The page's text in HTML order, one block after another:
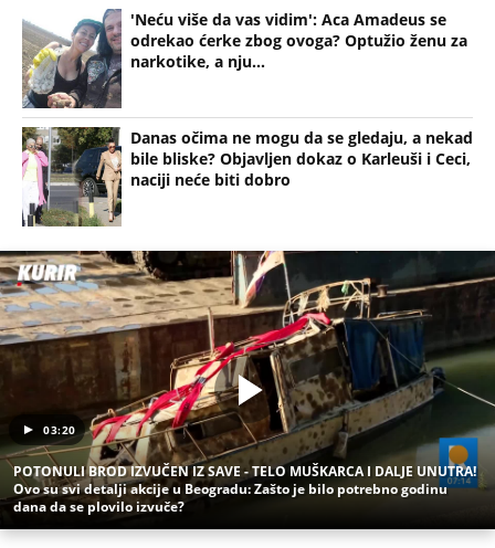
'Neću više da vas vidim': Aca Amadeus se
odrekao ćerke zbog ovoga? Optužio ženu za
narkotike, a nju...
Danas očima ne mogu da se gledaju, a nekad
bile bliske? Objavljen dokaz o Karleuši i Ceci,
naciji neće biti dobro
03:20
POTONULI BROD IZVUČEN IZ SAVE - TELO MUŠKARCA I DALJE UNUTRA!
Ovo su svi detalji akcije u Beogradu: Zašto je bilo potrebno godinu
dana da se plovilo izvuče?